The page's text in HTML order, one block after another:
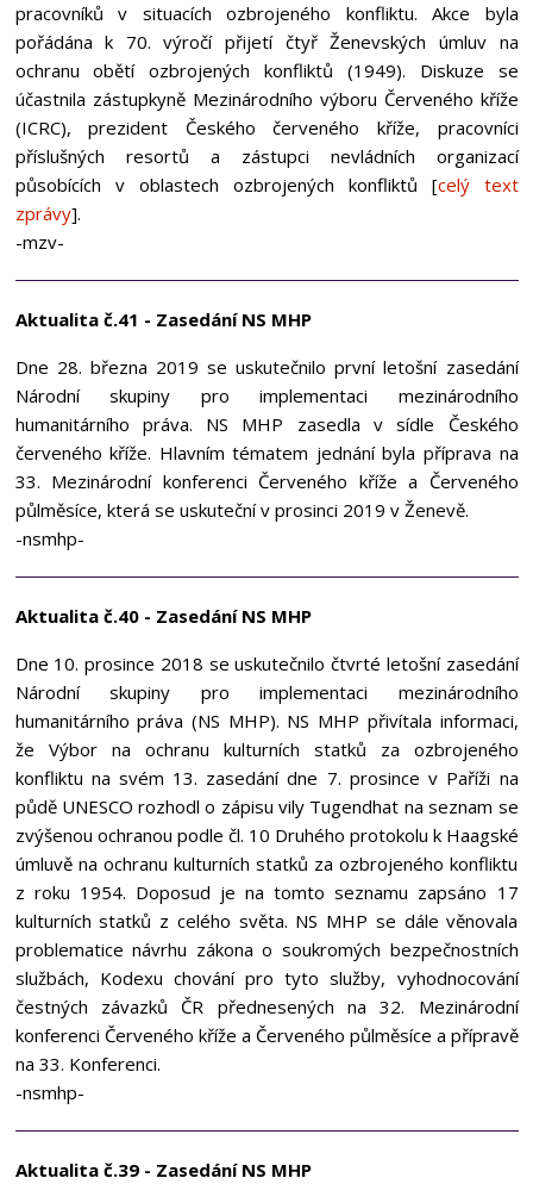
pracovníků v situacích ozbrojeného konfliktu. Akce byla
pořádána k 70. výročí přijetí čtyř Ženevských úmluv na
ochranu obětí ozbrojených konfliktů (1949). Diskuze se
účastnila zástupkyně Mezinárodního výboru Červeného kříže
(ICRC), prezident Českého červeného kříže, pracovníci
příslušných resortů a zástupci nevládních organizací
působících v oblastech ozbrojených konfliktů [celý text
zprávy].
-mzv-
Aktualita č.41 - Zasedání NS MHP
Dne 28. března 2019 se uskutečnilo první letošní zasedání
Národní skupiny pro implementaci mezinárodního
humanitárního práva. NS MHP zasedla v sídle Českého
červeného kříže. Hlavním tématem jednání byla příprava na
33. Mezinárodní konferenci Červeného kříže a Červeného
půlměsíce, která se uskuteční v prosinci 2019 v Ženevě.
-nsmhp-
Aktualita č.40 - Zasedání NS MHP
Dne 10. prosince 2018 se uskutečnilo čtvrté letošní zasedání
Národní skupiny pro implementaci mezinárodního
humanitárního práva (NS MHP). NS MHP přivítala informaci,
že Výbor na ochranu kulturních statků za ozbrojeného
konfliktu na svém 13. zasedání dne 7. prosince v Paříži na
půdě UNESCO rozhodl o zápisu vily Tugendhat na seznam se
zvýšenou ochranou podle čl. 10 Druhého protokolu k Haagské
úmluvě na ochranu kulturních statků za ozbrojeného konfliktu
z roku 1954. Doposud je na tomto seznamu zapsáno 17
kulturních statků z celého světa. NS MHP se dále věnovala
problematice návrhu zákona o soukromých bezpečnostních
službách, Kodexu chování pro tyto služby, vyhodnocování
čestných závazků ČR přednesených na 32. Mezinárodní
konferenci Červeného kříže a Červeného půlměsíce a přípravě
na 33. Konferenci.
-nsmhp-
Aktualita č.39 - Zasedání NS MHP